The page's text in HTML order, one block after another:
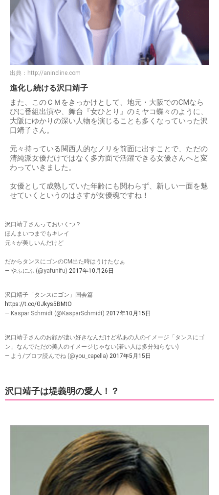
出典： http://anincline.com
進化し続ける沢口靖子
また、このＣＭをきっかけとして、地元・大阪でのCMなら
びに番組出演や、舞台『女ひとり』のミヤコ蝶々のように、
大阪にゆかりの深い人物を演じることも多くなっていった沢
口靖子さん。
元々持っている関西人的なノリを前面に出すことで、ただの
清純派女優だけではなく多方面で活躍できる女優さんへと変
わっていきました。
女優として成熟していた年齢にも関わらず、新しい一面を魅
せていくというのはさすが女優魂ですね！
沢口靖子さんっておいくつ？
ほんまいつまでもキレイ
元々が美しいんだけど
だからタンスにゴンのCM出た時はうけたなぁ
— やふにふ (@yafunifu) 2017年10月26日
沢口靖子「タンスにゴン」国会篇
https://t.co/GJkys5BMtO
— Kaspar Schmidt (@KasparSchmidt) 2017年10月15日
沢口靖子さんのお顔が凄い好きなんだけど私あの人のイメージ「タンスにゴ
ン」なんでただの美人のイメージじゃない(若い人は多分知らない)
— よう/プロフ読んでね (@you_capella) 2017年5月15日
沢口靖子は堤義明の愛人！？